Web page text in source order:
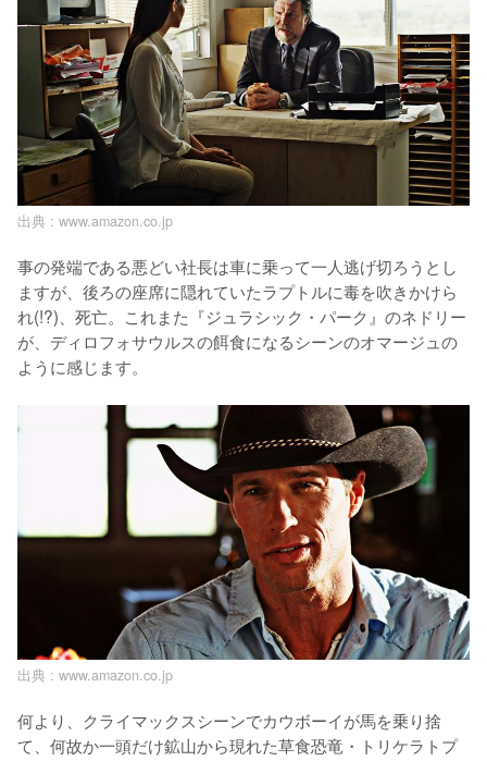
出典 : www.amazon.co.jp
事の発端である悪どい社長は車に乗って一人逃げ切ろうとし
ますが、後ろの座席に隠れていたラプトルに毒を吹きかけら
れ(!?)、死亡。これまた『ジュラシック・パーク』のネドリー
が、ディロフォサウルスの餌食になるシーンのオマージュの
出典 : www.amazon.co.jp
何より、クライマックスシーンでカウボーイが馬を乗り捨
て、何故か一頭だけ鉱山から現れた草食恐竜・トリケラトプ